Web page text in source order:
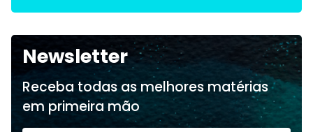
Newsletter
Receba todas as melhores matérias
em primeira mão